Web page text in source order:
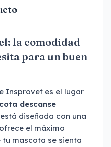
la comodidad
para un buen
Insprovet es el lugar
descanse
diseñada con una
el máximo
mascota se sienta